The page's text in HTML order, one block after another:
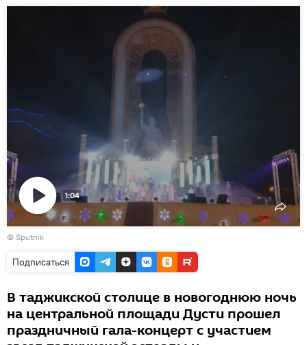
Воспроизвести
видео
1:04
© Sputnik
Подписаться
В таджикской столице в новогоднюю ночь
на центральной площади Дусти прошел
праздничный гала-концерт с участием